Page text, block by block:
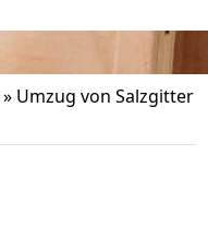
» Umzug von Salzgitter